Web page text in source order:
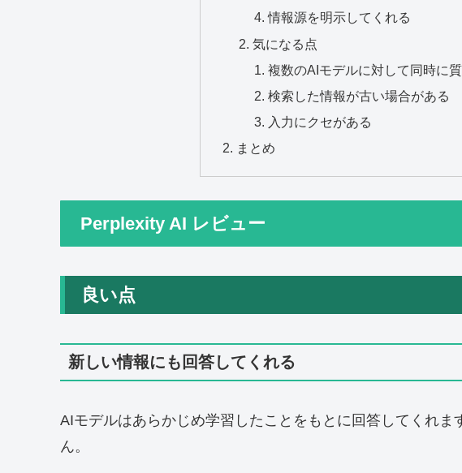
情報源を明示してくれる
気になる点
複数のAIモデルに対して同時に
検索した情報が古い場合がある
入力にクセがある
まとめ
Perplexity AI レビュー
良い点
新しい情報にも回答してくれる
AIモデルはあらかじめ学習したことをもとに回答してくれ
ん。